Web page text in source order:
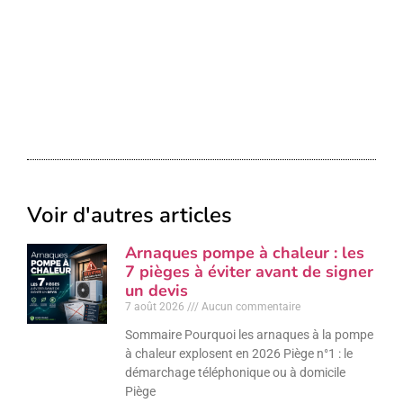
Voir d'autres articles
Arnaques pompe à chaleur : les
7 pièges à éviter avant de signer
un devis
7 août 2026 Aucun commentaire
Sommaire Pourquoi les arnaques à la pompe
à chaleur explosent en 2026 Piège n°1 : le
démarchage téléphonique ou à domicile
Piège